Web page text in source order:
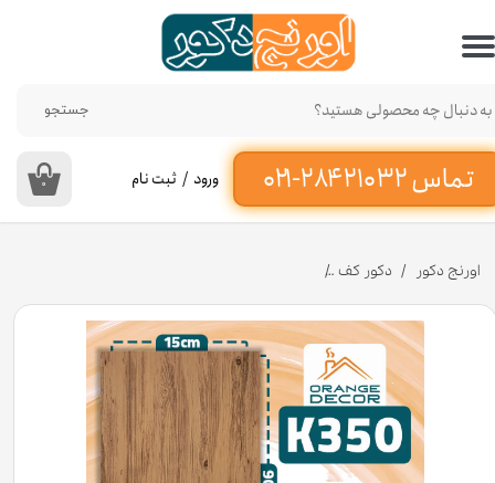
تماس ۳۲ ۲۱۰ ۲۸۴-۰۲۱‌
جستجو
۰ ورود / ثبت نام
حساب کاربری من
تغییر گذر واژه
سفارشات
خروج از حساب کاربری
اورنج دکور دکور کف